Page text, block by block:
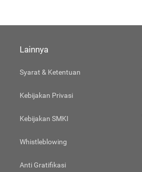
Lainnya
Syarat & Ketentuan
Kebijakan Privasi
Kebijakan SMKI
Whistleblowing
Anti Gratifikasi